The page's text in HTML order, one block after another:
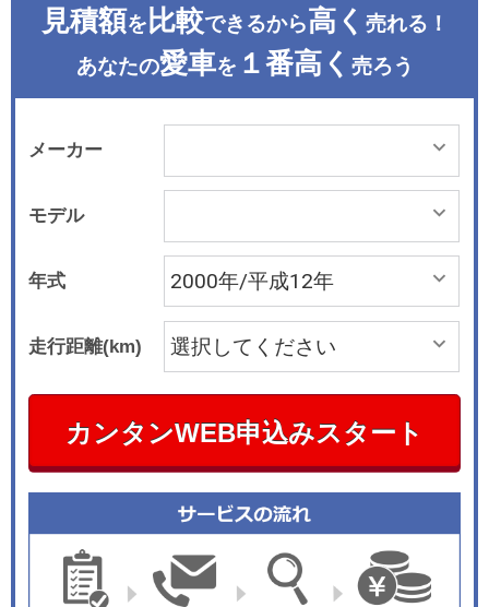
見積額を 比較できるから高く 売れる！
あなたの愛車を １番高く 売ろう
メーカー
モデル
年式
走行距離(km)
カンタンWEB申込みスタート